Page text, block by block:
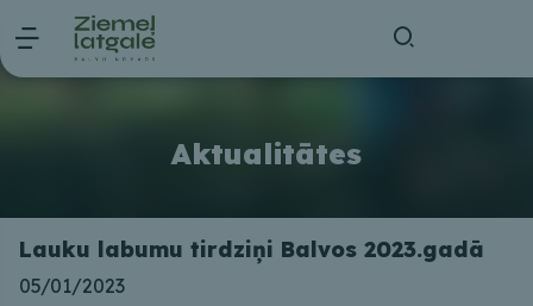
Aktualitātes
Lauku labumu tirdziņi Balvos 2023.gadā
05/01/2023